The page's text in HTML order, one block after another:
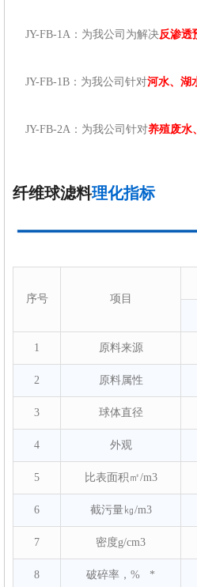
JY-FB-1A：为我公司为解决反渗透
JY-FB-1B：为我公司针对河水、湖
JY-FB-2A：为我公司针对养殖废水
纤维球滤料理化指标
序号 项目
1 原料来源
2 原料属性
3 球体直径
4 外观
5 比表面积㎡/m3
6 截污量㎏/m3
7 密度g/cm3
8 破碎率，% *